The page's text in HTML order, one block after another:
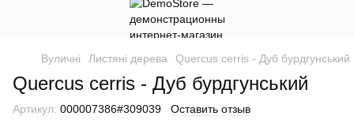
Вуличні Листяні дерева Quercus cerris - Дуб бурдгунський
Quercus cerris - Дуб бурдгунський
Артикул: 000007386#309039 Оставить отзыв